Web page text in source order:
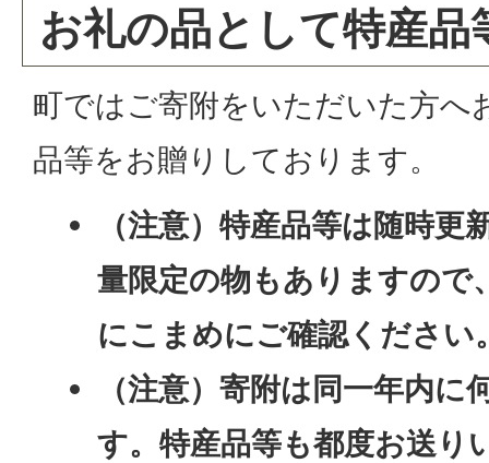
お礼の品として特産品
町ではご寄附をいただいた方へ
品等をお贈りしております。
（注意）特産品等は随時
量限定の物もありますので
にこまめにご確認ください
（注意）寄附は同一年内
す。特産品等も都度お送り